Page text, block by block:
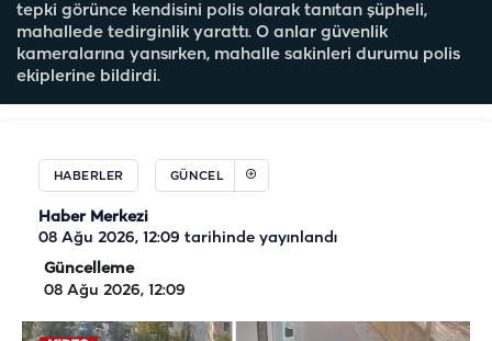
tepki görünce kendisini polis olarak tanıtan şüpheli,
mahallede tedirginlik yarattı. O anlar güvenlik
kameralarına yansırken, mahalle sakinleri durumu polis
ekiplerine bildirdi.
HABERLER GÜNCEL
Haber Merkezi
08 Ağu 2026, 12:09 tarihinde yayınlandı
Güncelleme
08 Ağu 2026, 12:09